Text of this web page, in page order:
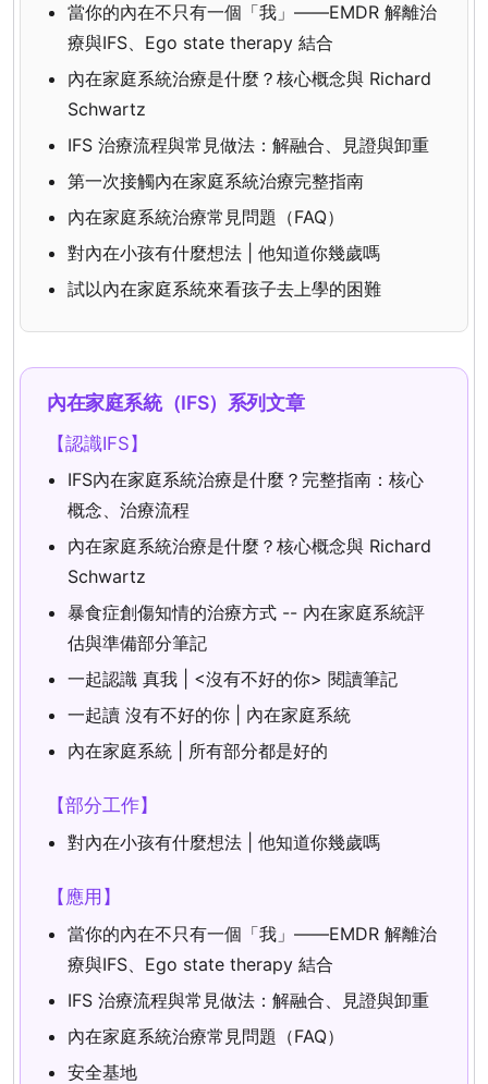
當你的內在不只有一個「我」——EMDR 解離治
療與IFS、Ego state therapy 結合
內在家庭系統治療是什麼？核心概念與 Richard
Schwartz
IFS 治療流程與常見做法：解融合、見證與卸重
第一次接觸內在家庭系統治療完整指南
內在家庭系統治療常見問題（FAQ）
對內在小孩有什麼想法 | 他知道你幾歲嗎
試以內在家庭系統來看孩子去上學的困難
內在家庭系統（IFS）系列文章
【認識IFS】
IFS內在家庭系統治療是什麼？完整指南：核心
概念、治療流程
內在家庭系統治療是什麼？核心概念與 Richard
Schwartz
暴食症創傷知情的治療方式 -- 內在家庭系統評
估與準備部分筆記
一起認識 真我 | <沒有不好的你> 閱讀筆記
一起讀 沒有不好的你 | 內在家庭系統
內在家庭系統 | 所有部分都是好的
【部分工作】
對內在小孩有什麼想法 | 他知道你幾歲嗎
【應用】
當你的內在不只有一個「我」——EMDR 解離治
療與IFS、Ego state therapy 結合
IFS 治療流程與常見做法：解融合、見證與卸重
內在家庭系統治療常見問題（FAQ）
安全基地